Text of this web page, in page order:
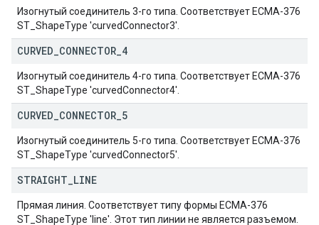
Изогнутый соединитель 3-го типа. Соответствует ECMA-376
ST_ShapeType 'curvedConnector3'.
CURVED CONNECTOR 4
Изогнутый соединитель 4-го типа. Соответствует ECMA-376
ST_ShapeType 'curvedConnector4'.
CURVED CONNECTOR 5
Изогнутый соединитель 5-го типа. Соответствует ECMA-376
ST_ShapeType 'curvedConnector5'.
STRAIGHT LINE
Прямая линия. Соответствует типу формы ECMA-376
ST_ShapeType 'line'. Этот тип линии не является разъемом.